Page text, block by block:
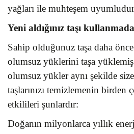
yağları ile muhteşem
Yeni aldığınız taşı
Sahip olduğunuz taşa daha
olumsuz yüklerini taşa
olumsuz yükler aynı şekilde
taşlarınızı temizlemenin birden
etkilileri şunlardır:
Doğanın milyonlarca yıllık